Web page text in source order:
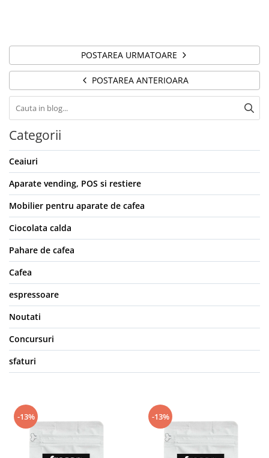
POSTAREA URMATOARE
POSTAREA ANTERIOARA
Categorii
Ceaiuri
Aparate vending, POS si restiere
Mobilier pentru aparate de cafea
Ciocolata calda
Pahare de cafea
Cafea
espressoare
Noutati
Concursuri
sfaturi
-13% -13%